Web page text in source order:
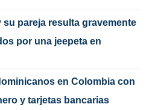
su pareja resulta gravemente
por una jeepeta en
en Colombia con
y tarjetas bancarias